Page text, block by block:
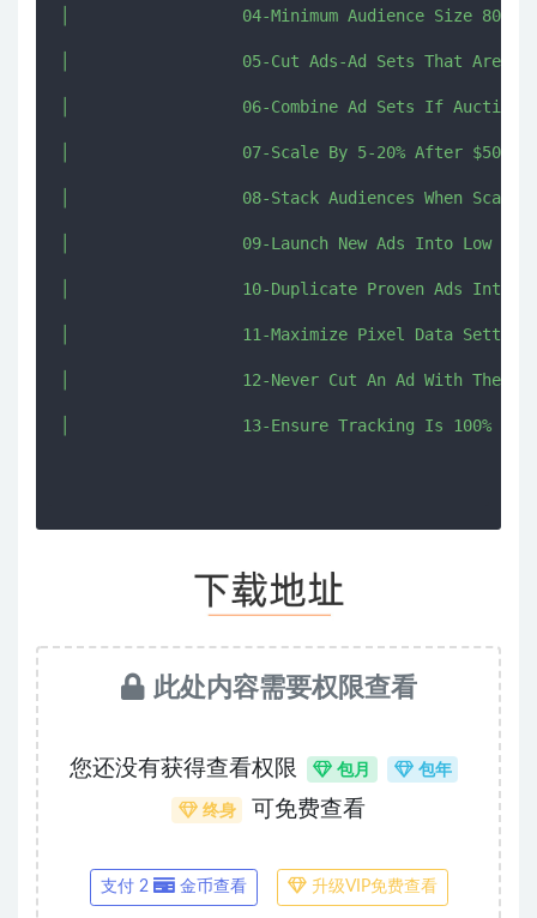
│                  04-Minimum Audience Size
│                  05-Cut Ads-Ad Sets That Are
│                  06-Combine Ad Sets If Auction
│                  07-Scale By 5-20% After $50-
│                  08-Stack Audiences When
│                  09-Launch New Ads Into Low
│                  10-Duplicate Proven Ads Into
│                  11-Maximize Pixel Data
│                  12-Never Cut An Ad With The
│                  13-Ensure Tracking Is 100%
此处内容需要权限查看
您还没有获得查看权限 包月 包年
终身 可免费查看
支付 2 金币查看 升级VIP免费查看